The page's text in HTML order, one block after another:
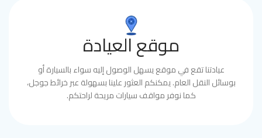
موقع العيادة
عيادتنا تقع في موقع يسهل الوصول إليه سواء بالسيارة أو
بوسائل النقل العام. يمكنكم العثور علينا بسهولة عبر خرائط جوجل،
كما نوفر مواقف سيارات مريحة لراحتكم.